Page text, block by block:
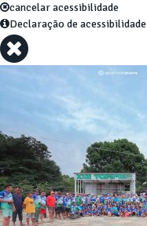
cancelar acessibilidade
Declaração de acessibilidade